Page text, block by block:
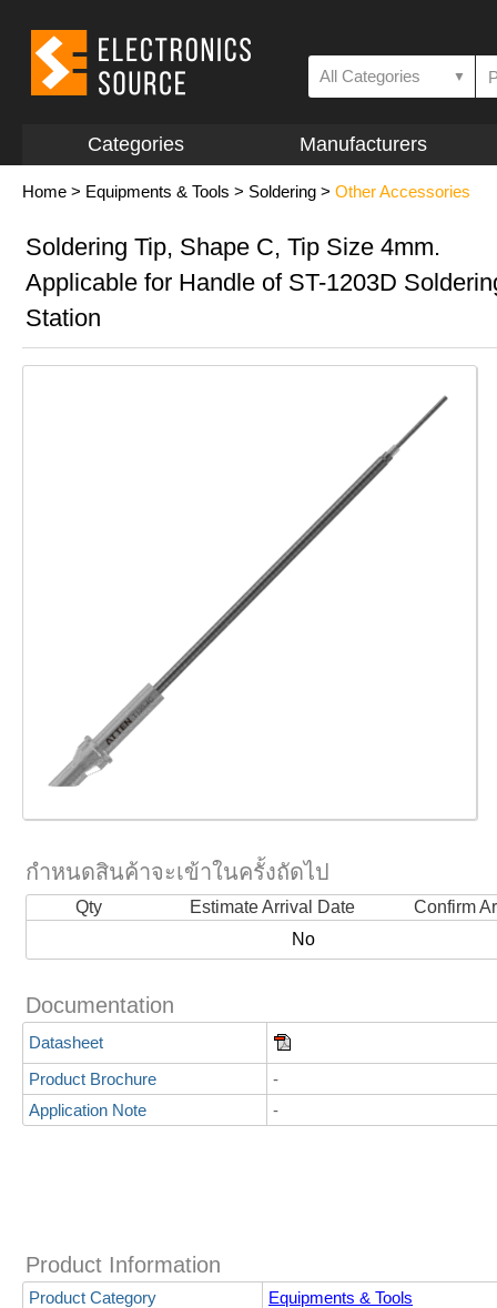
All Categories ▼
Categories Manufacturers
Home > Equipments & Tools > Soldering > Other Accessories
Soldering Tip, Shape C, Tip Size 4mm.
Applicable for Handle of ST-1203D
Station
กำหนดสินค้าจะเข้าในครั้งถัดไป
Qty Estimate Arrival Date
Confirm
No
Documentation
Datasheet
Product Brochure
-
Application Note
-
Product Information
Product Category
Equipments & Tools